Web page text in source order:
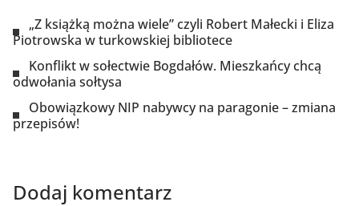
„Z książką można wiele” czyli Robert Małecki i Eliza
Piotrowska w turkowskiej bibliotece
Konflikt w sołectwie Bogdałów. Mieszkańcy chcą
odwołania sołtysa
Obowiązkowy NIP nabywcy na paragonie – zmiana
przepisów!
Dodaj komentarz